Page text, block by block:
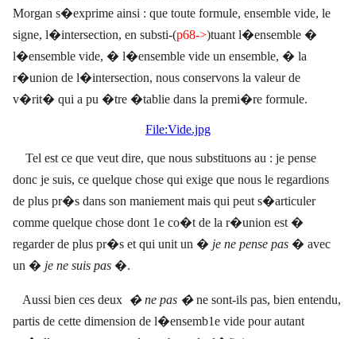
Morgan s�exprime ainsi : que toute formule, ensemble vide, le
signe, l�intersection, en substi-(p68->)tuant l�ensemble �
l�ensemble vide, � l�ensemble vide un ensemble, � la
r�union de l�intersection, nous conservons la valeur de
v�rit� qui a pu �tre �tablie dans la premi�re formule.
File:Vide.jpg
Tel est ce que veut dire, que nous substituons au : je pense
donc je suis, ce quelque chose qui exige que nous le regardions
de plus pr�s dans son maniement mais qui peut s�articuler
comme quelque chose dont 1e co�t de la r�union est �
regarder de plus pr�s et qui unit un � je ne pense pas � avec
un � je ne suis pas �.
Aussi bien ces deux � ne pas �ne sont-ils pas, bien entendu,
partis de cette dimension de l�ensemb1e vide pour autant